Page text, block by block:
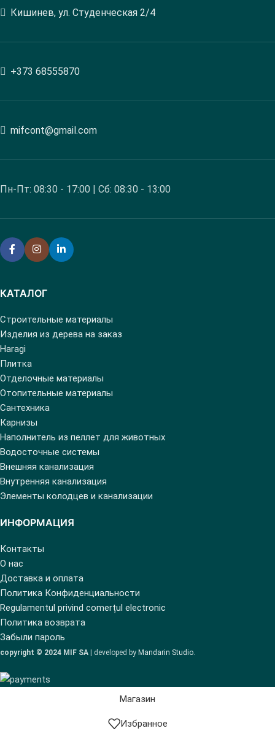
Кишинев, ул. Студенческая 2/4
+373 68555870
mifcont@gmail.com
Пн-Пт: 08:30 - 17:00 | Сб: 08:30 - 13:00
КАТАЛОГ
Строительные материалы
Изделия из дерева на заказ
Haragi
Плитка
Отделочные материалы
Отопительные материалы
Сантехника
Карнизы
Наполнитель из пеллет для животных
Водосточные системы
Внешняя канализация
Внутренняя канализация
Элементы колодцев и канализации
ИНФОРМАЦИЯ
Контакты
О нас
Доставка и оплата
Политика Конфиденциальности
Regulamentul privind comerțul electronic
Политика возврата
Забыли пароль
copyright © 2024 MIF SA | developed by Mandarin Studio.
Магазин
Избранное